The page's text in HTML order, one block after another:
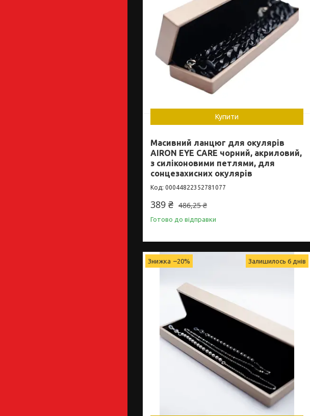
Купити
Масивний ланцюг для окулярів
AIRON EYE CARE чорний, акриловий,
з силіконовими петлями, для
сонцезахисних окулярів
00044822352781077
486,25 ₴
389 ₴
Готово до відправки
–20% Залишилось 6 днів